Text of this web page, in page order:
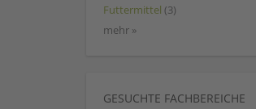
Futtermittel (3)
mehr »
GESUCHTE FACHBEREICHE